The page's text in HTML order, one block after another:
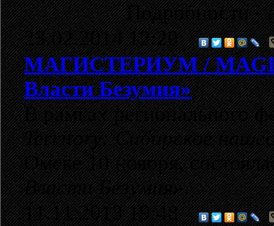
Подробности -
23.02.2014 12:20
МАГИСТЕРИУМ /
Власти Безумия»
В рамках регионального
Territory: Сибирское
Омске 10 ноября,
Власти Безумия».
11.11.2013 19:48